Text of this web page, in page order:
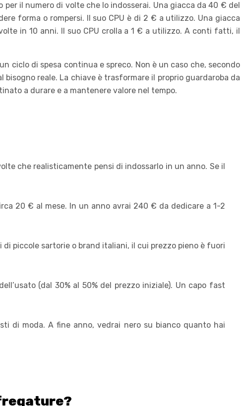
il numero di volte che lo indosserai. Una giacca da 40 € del
forma o rompersi. Il suo CPU è di 2 € a utilizzo. Una giacca
in 10 anni. Il suo CPU crolla a 1 € a utilizzo. A conti fatti, il
ciclo di spesa continua e spreco. Non è un caso che, secondo
bisogno reale. La chiave è trasformare il proprio guardaroba da
a durare e a mantenere valore nel tempo.
che realisticamente pensi di indossarlo in un anno. Se il
20 € al mese. In un anno avrai 240 € da dedicare a 1-2
piccole sartorie o brand italiani, il cui prezzo pieno è fuori
(dal 30% al 50% del prezzo iniziale). Un capo fast
di moda. A fine anno, vedrai nero su bianco quanto hai